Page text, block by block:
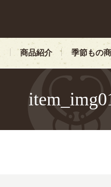
商品紹介 季節もの